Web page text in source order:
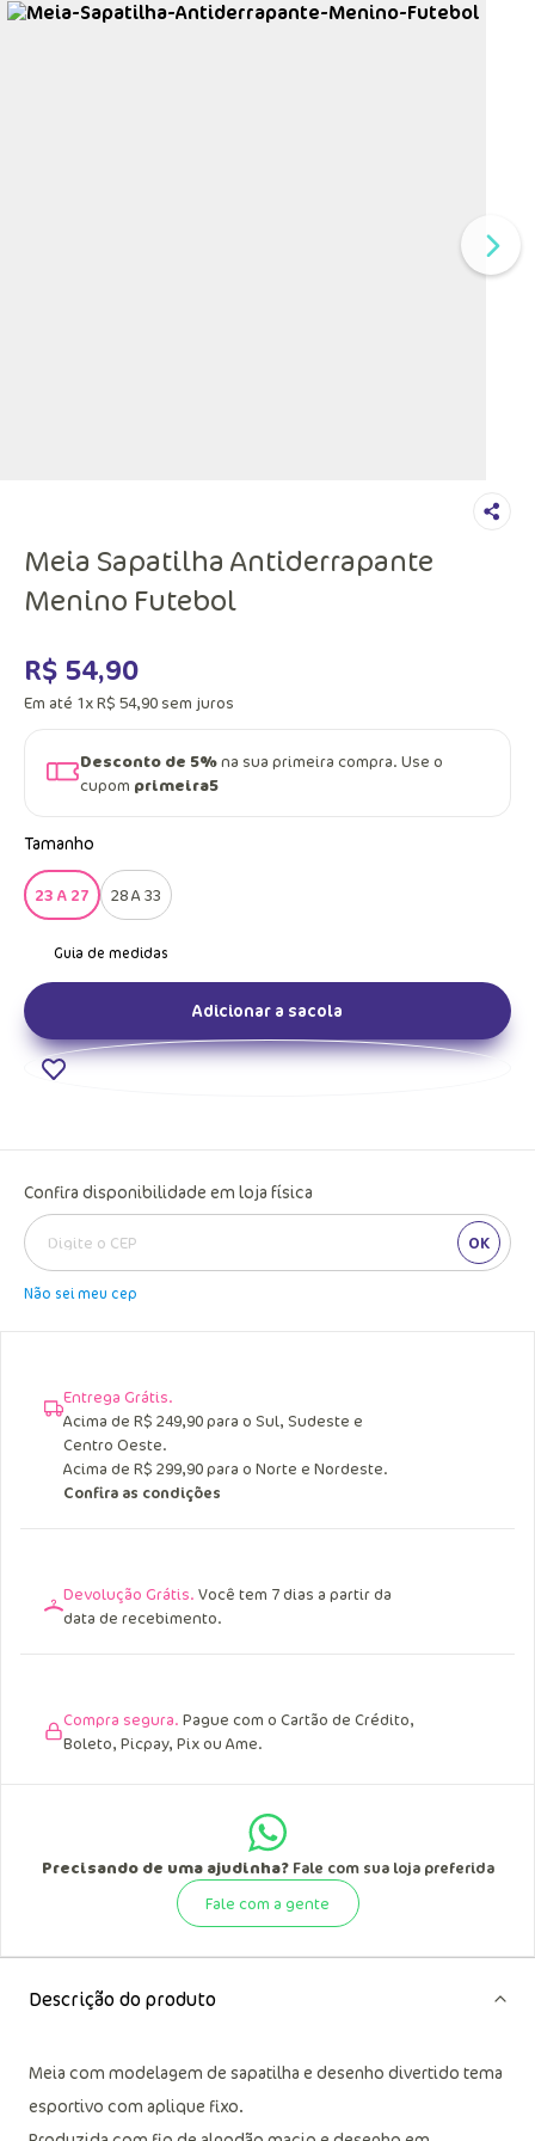
Meia Sapatilha Antiderrapante
Menino Futebol
R$ 54,90
Em até 1xR$ 54,90 sem juros
Desconto de 5%na sua primeira compra. Use o
cupom primeira5
Tamanho
23 A 27 28 A 33
Adicionar a sacola
Confira disponibilidade em loja física
OK
Não sei meu cep
Entrega Grátis.
Acima de R$ 249,90 para o Sul, Sudeste e
Centro Oeste.
Acima de R$ 299,90 para o Norte e Nordeste.
Confira as condições
Devolução Grátis. Você tem 7 dias a partir da
data de recebimento.
Compra segura. Pague com o Cartão de Crédito,
Boleto, Picpay, Pix ou Ame.
Precisando de uma ajudinha?Fale com sua loja preferida
Fale com a gente
Descrição do produto
Meia com modelagem de sapatilha e desenho divertido tema
esportivo com aplique fixo.